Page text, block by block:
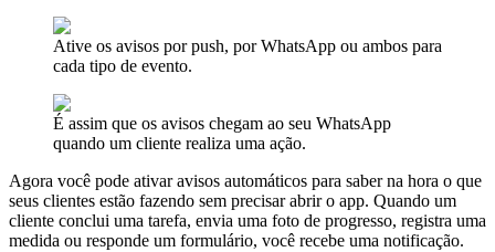
Ative os avisos por push, por WhatsApp ou ambos para
cada tipo de evento.
É assim que os avisos chegam ao seu WhatsApp
quando um cliente realiza uma ação.
Agora você pode ativar avisos automáticos para saber na hora o que
seus clientes estão fazendo sem precisar abrir o app. Quando um
cliente conclui uma tarefa, envia uma foto de progresso, registra uma
medida ou responde um formulário, você recebe uma notificação.